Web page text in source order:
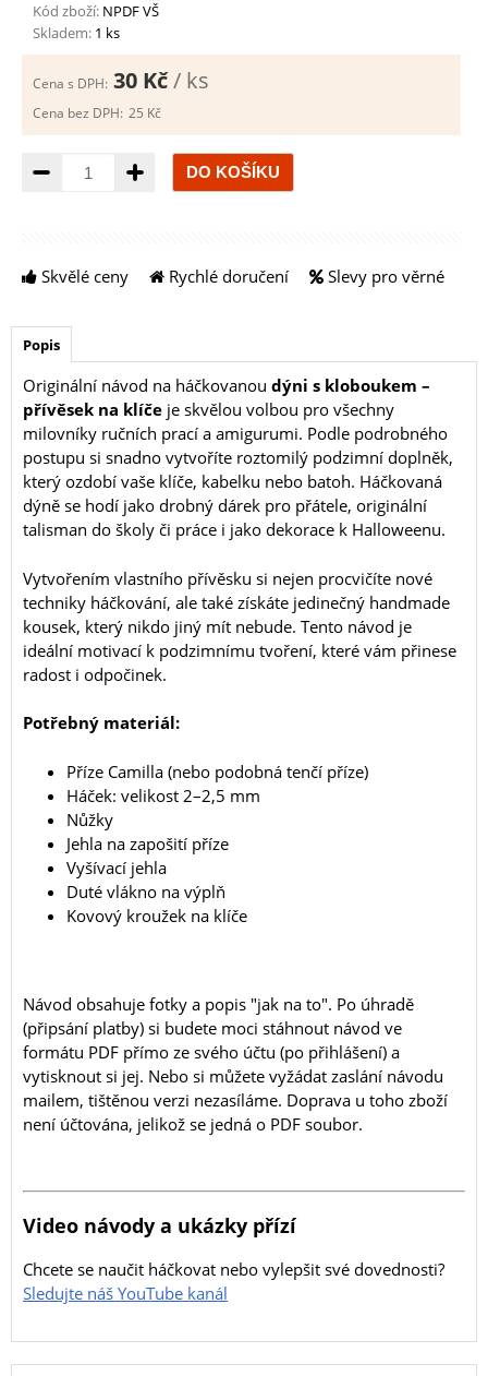
Kód zboží: NPDF VŠ
Skladem: 1 ks
Cena s DPH: 30 Kč/ ks
Cena bez DPH: 25 Kč
Množství
Skvělé ceny Rychlé doručení Slevy pro věrné
Popis
Originální návod na háčkovanou dýni s kloboukem –
přívěsek na klíče je skvělou volbou pro všechny
milovníky ručních prací a amigurumi. Podle podrobného
postupu si snadno vytvoříte roztomilý podzimní doplněk,
který ozdobí vaše klíče, kabelku nebo batoh. Háčkovaná
dýně se hodí jako drobný dárek pro přátele, originální
talisman do školy či práce i jako dekorace k Halloweenu.
Vytvořením vlastního přívěsku si nejen procvičíte nové
techniky háčkování, ale také získáte jedinečný handmade
kousek, který nikdo jiný mít nebude. Tento návod je
ideální motivací k podzimnímu tvoření, které vám přinese
radost i odpočinek.
Potřebný materiál:
Příze Camilla (nebo podobná tenčí příze)
Háček: velikost 2–2,5 mm
Nůžky
Jehla na zapošití příze
Vyšívací jehla
Duté vlákno na výplň
Kovový kroužek na klíče
Návod obsahuje fotky a popis "jak na to". Po úhradě
(připsání platby) si budete moci stáhnout návod ve
formátu PDF přímo ze svého účtu (po přihlášení) a
vytisknout si jej. Nebo si můžete vyžádat zaslání návodu
mailem, tištěnou verzi nezasíláme. Doprava u toho zboží
není účtována, jelikož se jedná o PDF soubor.
Video návody a ukázky přízí
Chcete se naučit háčkovat nebo vylepšit své dovednosti?
Sledujte náš YouTube kanál